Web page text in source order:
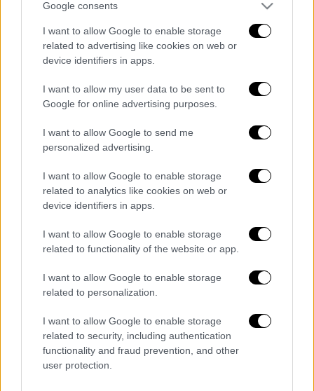
Google consents
I want to allow Google to enable storage
related to advertising like cookies on web or
device identifiers in apps.
I want to allow my user data to be sent to
Google for online advertising purposes.
I want to allow Google to send me
personalized advertising.
I want to allow Google to enable storage
related to analytics like cookies on web or
device identifiers in apps.
I want to allow Google to enable storage
related to functionality of the website or app.
I want to allow Google to enable storage
related to personalization.
I want to allow Google to enable storage
related to security, including authentication
functionality and fraud prevention, and other
user protection.
τμήματος της 1ης Ε.ΜΟ.Δ.Ε., εθελοντές, 18
οχήματα και1 ελικόπτερο. Συνδρομή
παρέχουν υδροφόρες Ο.Τ.Α.
Περίπου στις 17:00 έγινε γνωστό πως η
φωτιά είναισε ύφεση.
διαγράφονται
καταχώρηση
Διαβάστε ακόμη